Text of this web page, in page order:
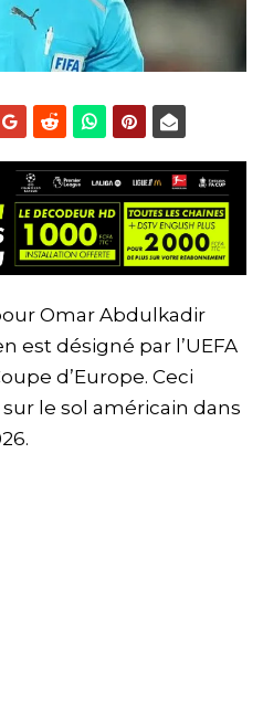
Omar Abdulkadir
est désigné par l’UEFA
d’Europe. Ceci
le sol américain dans